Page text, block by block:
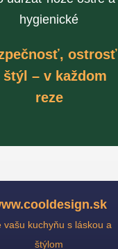
hygienické
ostrosť
štýl – v každom
reze
vašu kuchyňu s láskou a
štýlom